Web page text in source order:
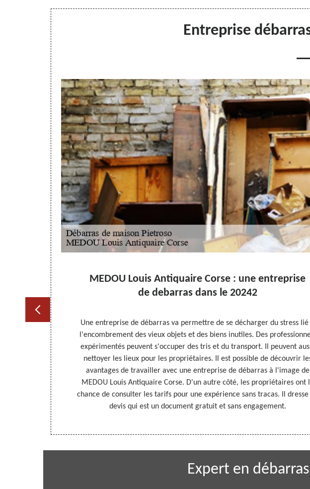
Entreprise
mettre en
MEDOU Louis Antiquaire Corse : une entreprise
de debarras dans le 20242
Une entreprise de débarras va permettre de se décharger du stress lié
l'encombrement des vieux objets et des biens inutiles. Des
expérimentés peuvent s'occuper des tris et du transport. Il peuvent
nettoyer les lieux pour les propriétaires. Il est possible de découvrir
avantages de travailler avec une entreprise de débarras à l'image de
MEDOU Louis Antiquaire Corse. D'un autre côté, les propriétaires ont
chance de consulter les tarifs pour une expérience sans tracas. Il dresse
devis qui est un document gratuit et sans engagement.
Expert en